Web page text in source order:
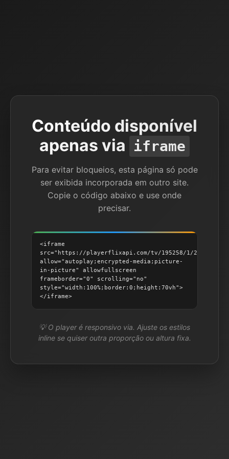
Conteúdo disponível
apenas via iframe
Para evitar bloqueios, esta página só pode
ser exibida incorporada em outro site.
Copie o código abaixo e use onde
precisar.
<iframe
src="https://playerflixapi.com/tv/195258/1/2"
allow="autoplay;encrypted-media;picture-
in-picture" allowfullscreen
frameborder="0" scrolling="no"
style="width:100%;border:0;height:70vh">
</iframe>
💡 O player é responsivo via. Ajuste os estilos
inline se quiser outra proporção ou altura fixa.